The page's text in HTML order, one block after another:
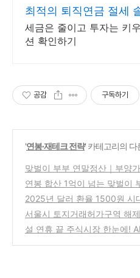
최적의 퇴직연금 절세
쉽고 빠른 계좌 개설
세금은 줄이고 투자는 키
션 확인하기
공감 구독하기
'연봉·재테크 전략' 카테고리의 다
맞벌이 부부 연말정산｜부양가
비, 누구 명의가 덜 손해였을까
연봉 합산 1억이 넘는 맞벌이
환급 못 받은 이유(직접 해봄)
2025년 달러 환율 1500원 시
DP 착시현상 완벽 분석
(1)
서울시 토지거래허가구역 해
산 시장 - 전세가 매매가 어떻
설 연휴 끝 주식시장 한눈에!